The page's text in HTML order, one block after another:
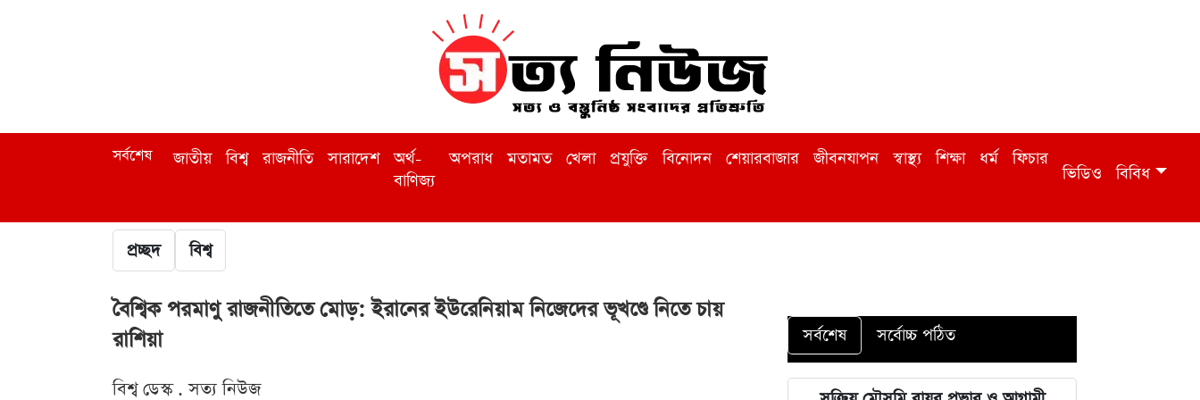
সর্বশেষ জাতীয় বিশ্ব রাজনীতি সারাদেশ
অর্থ-
বাণিজ্য
অপরাধ মতামত খেলা প্রযুক্তি বিনোদন শেয়ারবাজার জীবনযাপন স্বাস্থ্য শিক্ষা ধর্ম ফিচার
ভিডিও বিবিধ
প্রচ্ছদ বিশ্ব
বৈশ্বিক পরমাণু রাজনীতিতে মোড়: ইরানের ইউরেনিয়াম নিজেদের ভূখণ্ডে নিতে চায়
রাশিয়া
বিশ্ব ডেস্ক . সত্য নিউজ
সর্বশেষ সর্বোচ্চ পঠিত